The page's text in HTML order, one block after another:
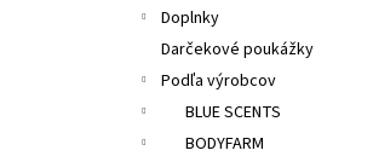
Doplnky
Darčekové poukážky
Podľa výrobcov
BLUE SCENTS
BODYFARM